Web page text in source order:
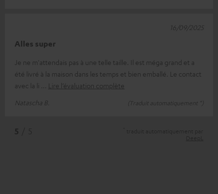
Alles super
Je ne m'attendais pas à une telle taille. Il est méga grand et a
été livré à la maison dans les temps et bien emballé. Le contact
avec la li
Lire l’évaluation complète
Natascha B.
(Traduit automatiquement *)
16/09/2025